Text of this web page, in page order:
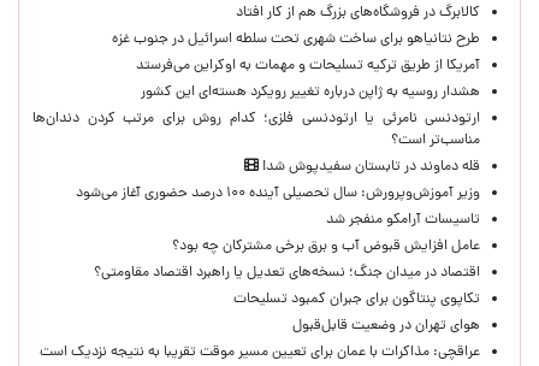
کالابرگ در فروشگاه‌های بزرگ هم از کار افتاد
طرح نتانیاهو برای ساخت شهری تحت سلطه اسرائیل در جنوب غزه
آمریکا از طریق ترکیه تسلیحات و مهمات به اوکراین می‌فرستد
هشدار روسیه به ژاپن درباره تغییر رویکرد هسته‌ای این کشور
ارتودنسی نامرئی یا ارتودنسی فلزی؛ کدام روش برای مرتب کردن دندان‌ها
مناسب‌تر است؟
قله دماوند در تابستان سفیدپوش شد!
وزیر آموزش‌وپرورش: سال تحصیلی آینده ۱۰۰ درصد حضوری آغاز می‌شود
تاسیسات آرامکو منفجر شد
عامل افزایش قبوض آب و برق برخی مشترکان چه بود؟
اقتصاد در میدان جنگ؛ نسخه‌های تعدیل یا راهبرد اقتصاد مقاومتی؟
تکاپوی پنتاگون برای جبران کمبود تسلیحات
هوای تهران در وضعیت قابل‌قبول
عراقچی: مذاکرات با عمان برای تعیین مسیر موقت تقریبا به نتیجه نزدیک است